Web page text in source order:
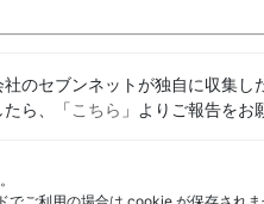
のセブンネットが独自に収集
ら、「こちら 」よりご報告をお